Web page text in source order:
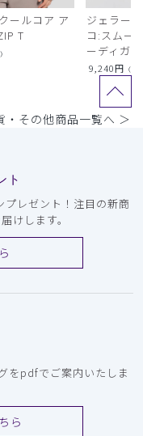
ールコア ア
T
ジェラー
コ:スムー
ーディガン
9,240円 （税
・その他商品一覧へ ＞
ト
レゼント！注目の新商
けします。
をpdfでご案内いたしま
ら